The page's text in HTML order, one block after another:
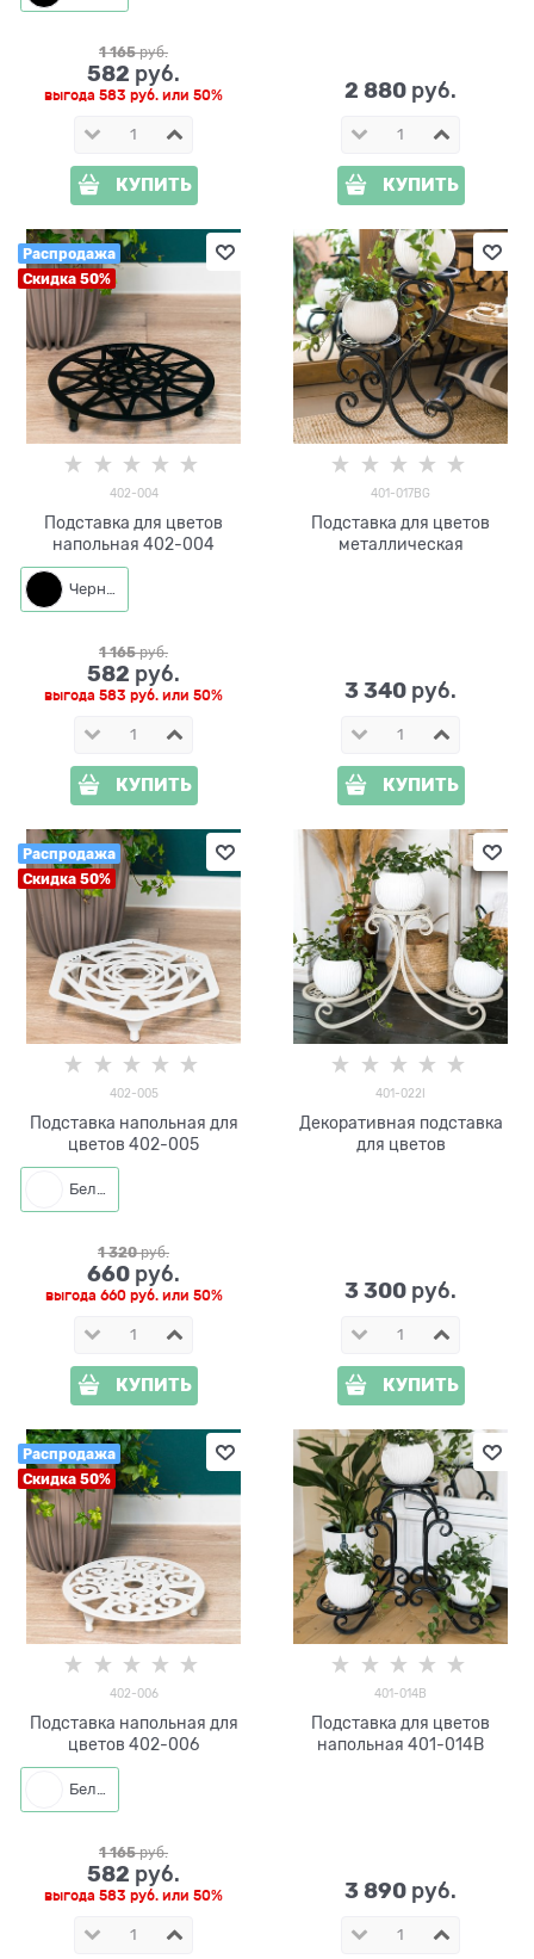
1 165 руб.
582 руб.
выгода 583 руб. или 50%
КУПИТЬ
2 880 руб.
КУПИТЬ
Распродажа
Скидка 50%
402-004
Подставка для цветов
напольная 402-004
Черный
1 165 руб.
582 руб.
выгода 583 руб. или 50%
КУПИТЬ
401-017BG
Подставка для цветов
металлическая
3 340 руб.
КУПИТЬ
Распродажа
Скидка 50%
402-005
Подставка напольная для
цветов 402-005
Белый
1 320 руб.
660 руб.
выгода 660 руб.или 50%
КУПИТЬ
401-022I
Декоративная подставка
для цветов
3 300 руб.
КУПИТЬ
Распродажа
Скидка 50%
402-006
Подставка напольная для
цветов 402-006
Белый
1 165 руб.
582 руб.
выгода 583 руб. или 50%
401-014B
Подставка для цветов
напольная 401-014B
3 890 руб.